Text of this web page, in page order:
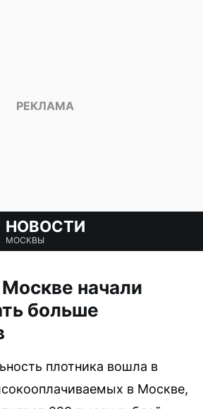
НОВОСТИ
МОСКВЫ
начали
больше
плотника вошла в
в Москве,